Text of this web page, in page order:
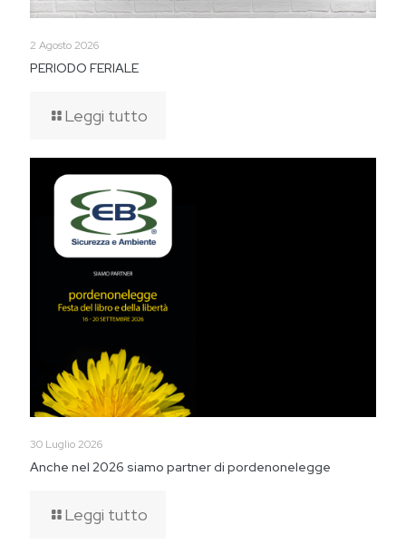
2 Agosto 2026
PERIODO FERIALE
Leggi tutto
30 Luglio 2026
Anche nel 2026 siamo partner di pordenonelegge
Leggi tutto